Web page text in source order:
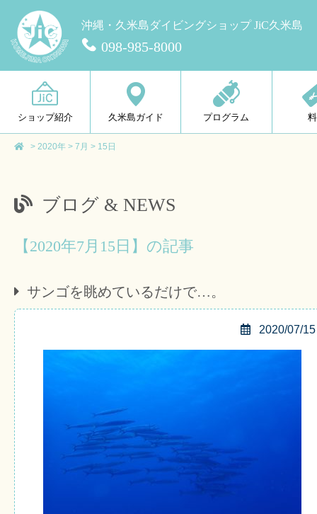
沖縄・久米島ダイビングショップ JiC久米島
098-985-8000
ショップ紹介 久米島ガイド プログラム
> 2020年 > 7月 > 15日
ブログ & NEWS
【2020年7月15日】の記事
サンゴを眺めているだけで…。
2020/07/15